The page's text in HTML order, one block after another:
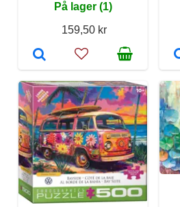
På lager (1)
159,50 kr